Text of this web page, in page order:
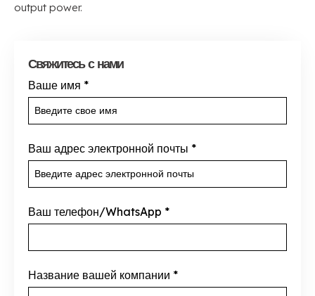
output power.
Свяжитесь с нами
Ваше имя *
Ваш адрес электронной почты *
Ваш телефон/WhatsApp *
Название вашей компании *